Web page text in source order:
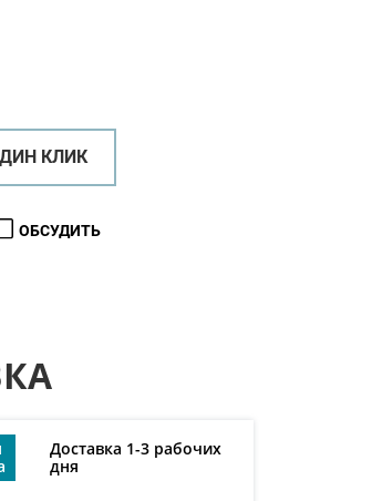
КЛИК
ОБСУДИТЬ
Доставка 1-3 рабочих
дня